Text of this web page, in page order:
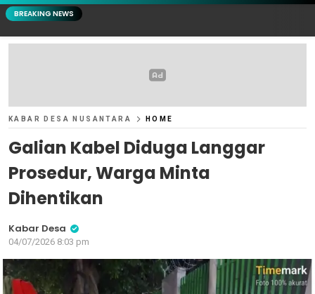
BREAKING NEWS
KABAR DESA NUSANTARA HOME
Galian Kabel Diduga Langgar
Prosedur, Warga Minta
Dihentikan
Kabar Desa
04/07/2026 8:03 pm